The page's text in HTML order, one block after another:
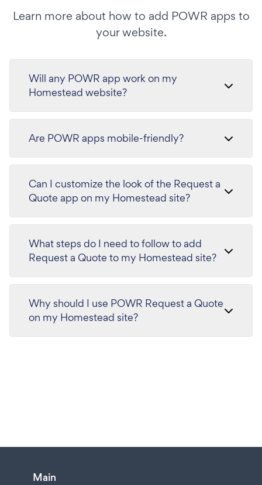
Learn more about how to add POWR apps to
your website.
Will any POWR app work on my
Homestead website?
Are POWR apps mobile-friendly?
Can I customize the look of the Request a
Quote app on my Homestead site?
What steps do I need to follow to add
Request a Quote to my Homestead site?
Why should I use POWR Request a Quote
on my Homestead site?
Main